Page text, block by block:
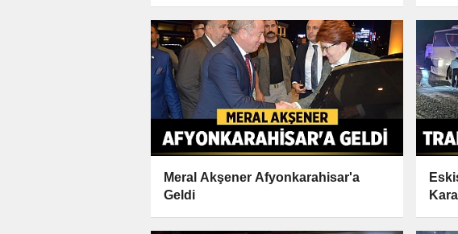
Meral Akşener Afyonkarahisar'a
Geldi